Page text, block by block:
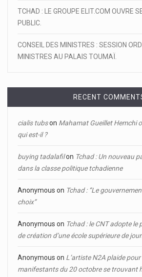
TCHAD : LE GROUPE ELIT.COM OUVRE
PUBLIC.
CONSEIL DES MINISTRES : SESSION
MINISTRES AU PALAIS TOUMAÏ.
RECENT
cialis tubson Mahamat Gueillet Hemchi
qui est-il ?
buying tadalafilon Tchad : Un nouveau
dans la classe politique tchadienne
Anonymous on Tchad : ‘’Le
choix’’
Anonymous on Tchad : le CNT adopte
de création d’une école supérieure de
Anonymous on L’artiste N2A plaide
manifestants du 20 octobre se trouvant